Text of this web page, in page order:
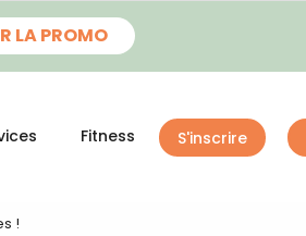
LA PROMO
Fitness S'inscrire
!